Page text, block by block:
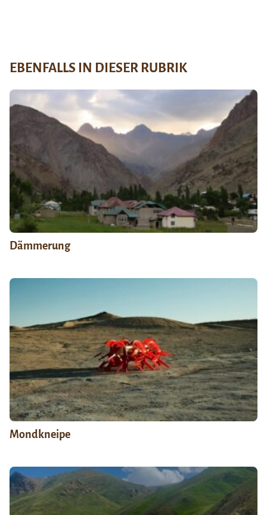
EBENFALLS IN DIESER RUBRIK
Dämmerung
Mondkneipe